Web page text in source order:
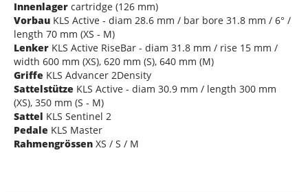
Innenlager cartridge (126 mm)
Vorbau KLS Active - diam 28.6 mm / bar bore 31.8 mm / 6° /
length 70 mm (XS - M)
Lenker KLS Active RiseBar - diam 31.8 mm / rise 15 mm /
width 600 mm (XS), 620 mm (S), 640 mm (M)
Griffe KLS Advancer 2Density
Sattelstütze KLS Active - diam 30.9 mm / length 300 mm
(XS), 350 mm (S - M)
Sattel KLS Sentinel 2
Pedale KLS Master
Rahmengrössen XS / S / M